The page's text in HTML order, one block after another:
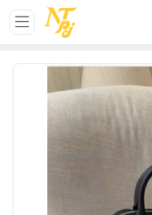
Trang chủ
73-PKLT-ĐEN-Giỏ Cocy